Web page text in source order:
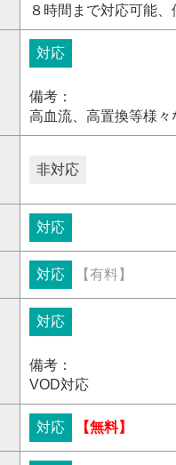
８時間まで対応可能
対応
備考：
高血流、高置換等様
非対応
対応
対応 【有料】
対応
備考：
VOD対応
対応 【無料】